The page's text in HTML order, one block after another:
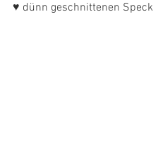
♥ dünn geschnittenen Speck